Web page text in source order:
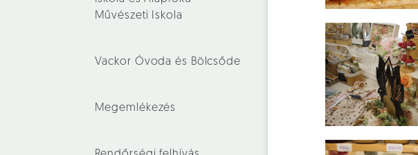
Művészeti Iskola
Vackor Óvoda és Bölcsőde
Megemlékezés